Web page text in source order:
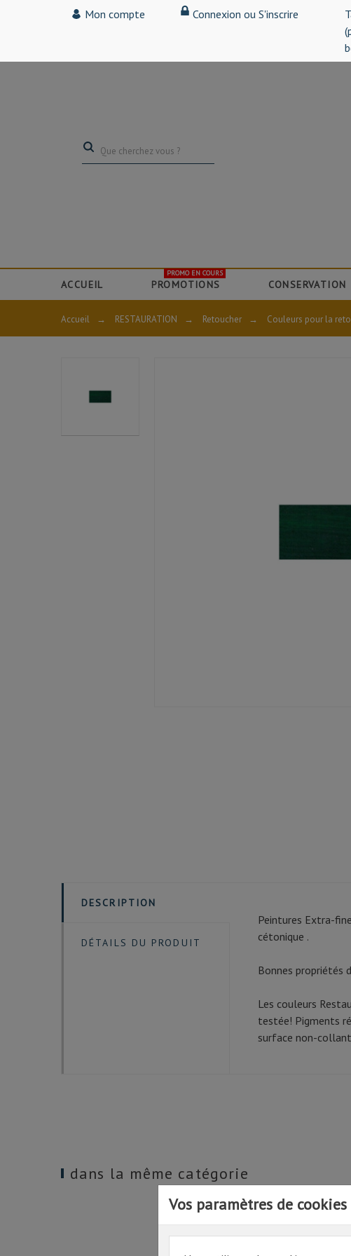
Mon compte Connexion ou S'inscrire
ACCUEIL PROMOTIONS
PROMO EN COURS
CONSERVATION
Vos paramètres de cookies
Accueil → RESTAURATION → Retoucher → Couleurs pour la
DESCRIPTION
DÉTAILS DU PRODUIT
Peintures Extra-
cétonique .
Bonnes propriétés
Les couleurs
testée! Pigments
surface non-
dans la même catégorie